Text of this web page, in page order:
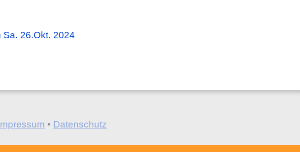
26.Okt. 2024
• Datenschutz